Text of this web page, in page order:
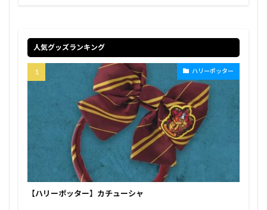
人気グッズランキング
ハリーポッター
【ハリーポッター】カチューシャ